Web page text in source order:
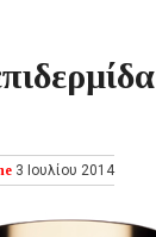
3 Ιουλίου 2014